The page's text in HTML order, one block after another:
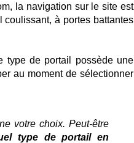
la navigation sur le site est
à portes battantes
type de portail possède une
au moment de sélectionner
votre choix. Peut-être
type de portail en